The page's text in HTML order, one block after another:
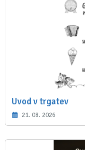
Uvod v trgatev
21. 08. 2026